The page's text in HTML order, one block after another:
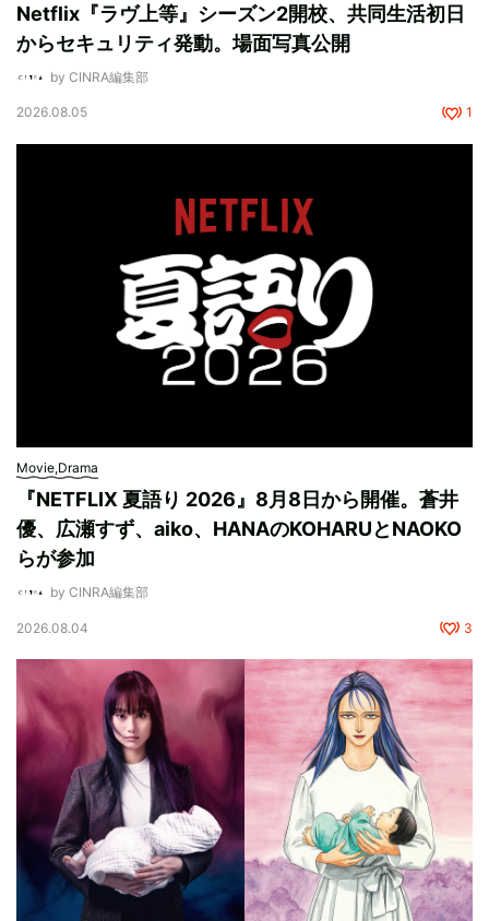
Netflix『ラヴ上等』シーズン2開校、共同生活初日
からセキュリティ発動。場面写真公開
by CINRA編集部
2026.08.05 1
Movie,Drama
『NETFLIX 夏語り 2026』8月8日から開催。蒼井
優、広瀬すず、aiko、HANAのKOHARUとNAOKO
らが参加
by CINRA編集部
2026.08.04 3